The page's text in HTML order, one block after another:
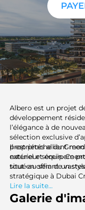
Albero est un projet
développement
l’élégance à de
sélection exclusive
propriétés allient
naturel et
situé au sein de
Il est proche du
extérieur serein. Ce
tout en offrant un
stratégique à Dubai
connectivité fluide
un choix idéal pour
holistique à Dubaï.
Lire la suite...
Galerie